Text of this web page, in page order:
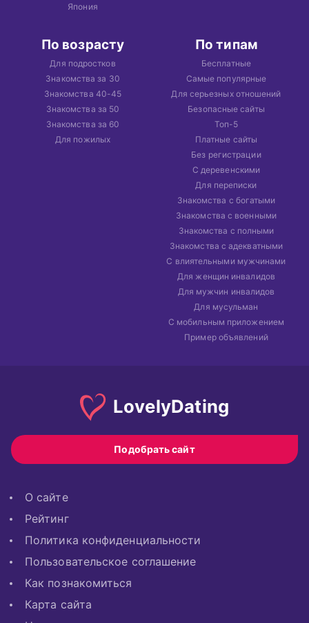
Япония
По возрасту
Для подростков
Знакомства за 30
Знакомства 40-45
Знакомства за 50
Знакомства за 60
Для пожилых
По типам
Бесплатные
Самые популярные
Для серьезных отношений
Безопасные сайты
Топ-5
Платные сайты
Без регистрации
С деревенскими
Для переписки
Знакомства с богатыми
Знакомства с военными
Знакомства с полными
Знакомства с адекватными
С влиятельными мужчинами
Для женщин инвалидов
Для мужчин инвалидов
Для мусульман
С мобильным приложением
Пример объявлений
LovelyDating
Подобрать сайт
О сайте
Рейтинг
Политика конфиденциальности
Пользовательское соглашение
Как познакомиться
Карта сайта